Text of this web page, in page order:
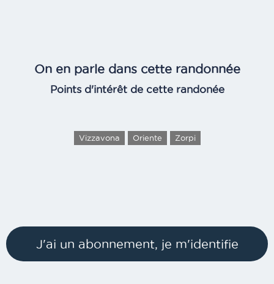
On en parle dans cette randonnée
Points d'intérêt de cette randonée
Vizzavona Oriente Zorpi
J'ai un abonnement, je m'identifie